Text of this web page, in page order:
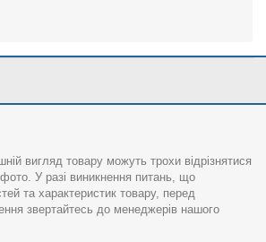
вигляд товару можуть трохи відрізнятися
У разі виникнення питань, що
та характеристик товару, перед
звертайтесь до менеджерів нашого